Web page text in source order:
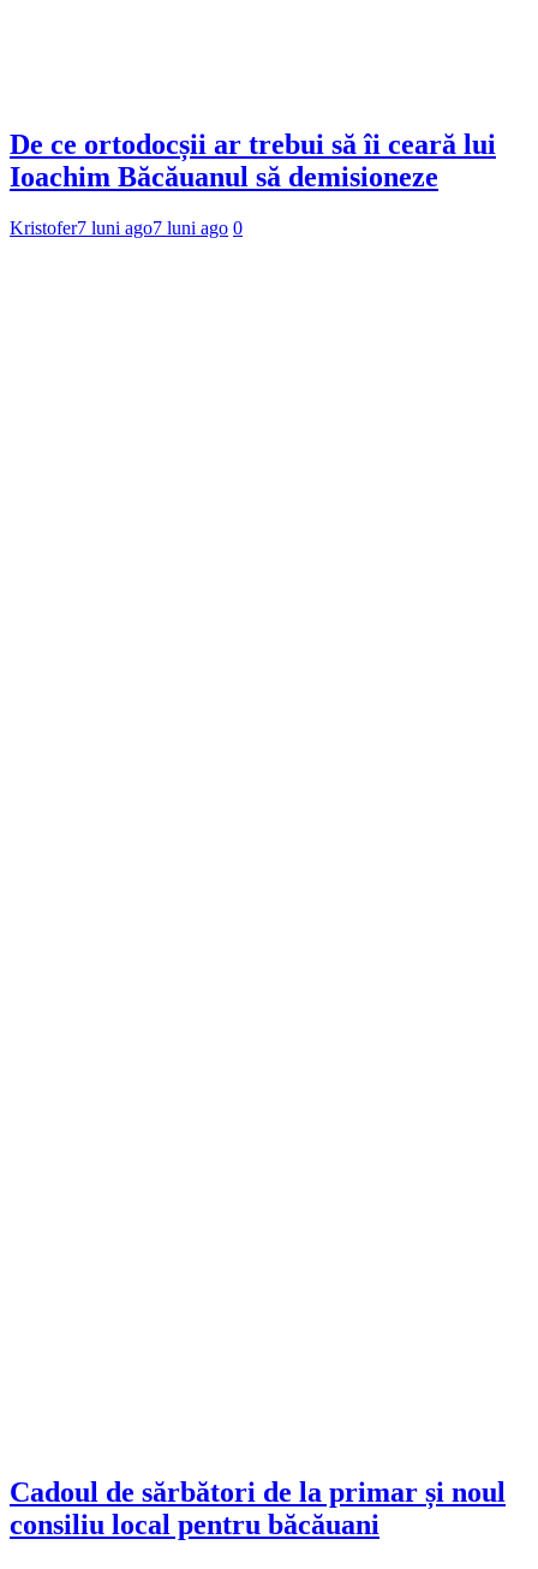
De ce ortodocșii ar trebui să îi ceară lui
Ioachim Băcăuanul să demisioneze
Kristofer7 luni ago7 luni ago 0
Cadoul de sărbători de la primar și noul
consiliu local pentru băcăuani